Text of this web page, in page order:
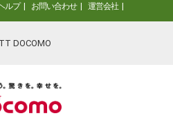
ルプ お問い合わせ 運営会社
DOCOMO